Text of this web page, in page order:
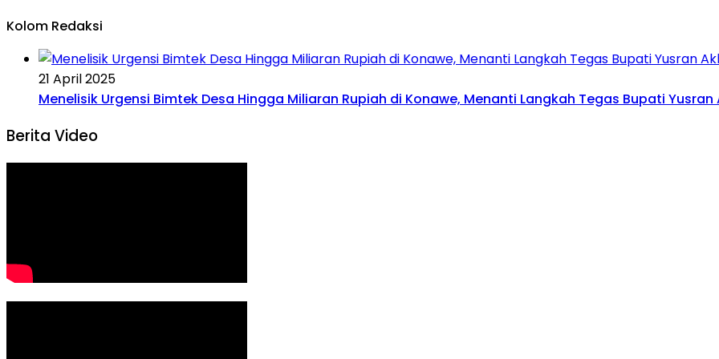
Kolom Redaksi
21 April 2025
Menelisik Urgensi Bimtek Desa Hingga Miliaran Rupiah di Konawe, Menanti Langkah Tegas Bupati Yusran
Berita Video